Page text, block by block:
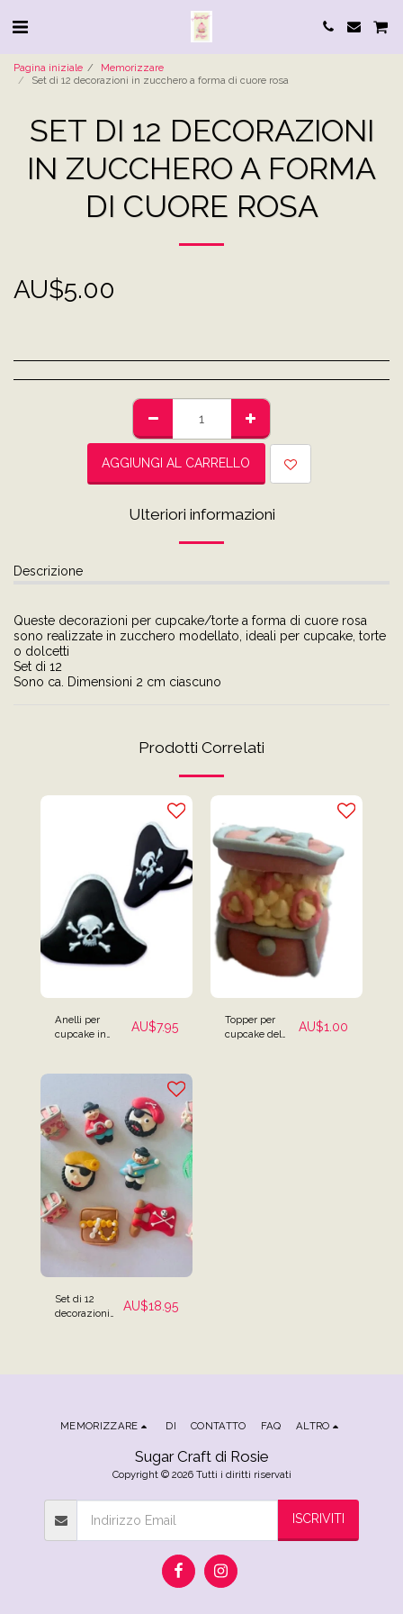
Pagina iniziale
Memorizzare
Set di 12 decorazioni in zucchero a forma di cuore rosa
SET DI 12 DECORAZIONI
IN ZUCCHERO A FORMA
DI CUORE ROSA
AU$5.00
AGGIUNGI AL CARRELLO
Ulteriori informazioni
Descrizione
Queste decorazioni per cupcake/torte a forma di cuore rosa
sono realizzate in zucchero modellato, ideali per cupcake, torte
o dolcetti
Set di 12
Sono ca. Dimensioni 2 cm ciascuno
Prodotti Correlati
Anelli per
cupcake in
pirata - Set di 12
AU$7.95
Topper per
cupcake del
AU$1.00
Set di 12
decorazioni
AU$18.95
Sugar Craft di Rosie
Copyright © 2026 Tutti i diritti riservati
MEMORIZZARE DI CONTATTO FAQ ALTRO
ISCRIVITI